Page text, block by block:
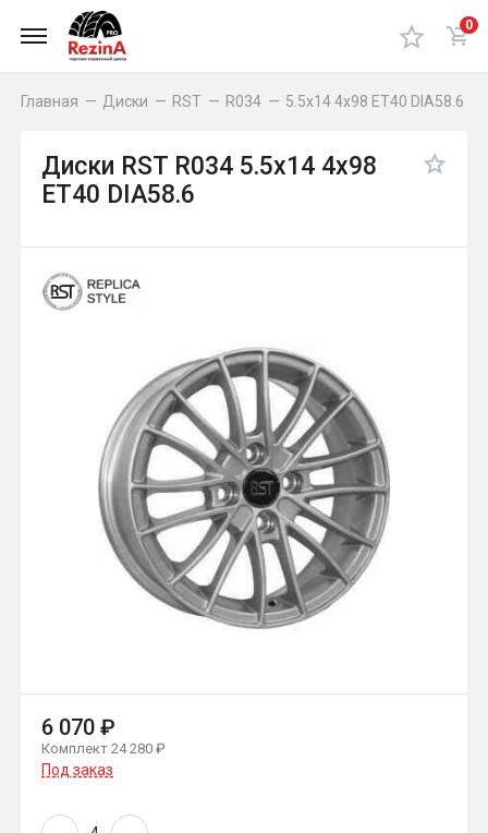
0
Главная — Диски — RST — R034 — 5.5x14 4x98 ET40 DIA58.6
Диски RST R034 5.5x14 4x98
ET40 DIA58.6
6 070 ₽
Комплект 24 280 ₽
Под заказ